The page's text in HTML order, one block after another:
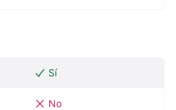
Sí
No